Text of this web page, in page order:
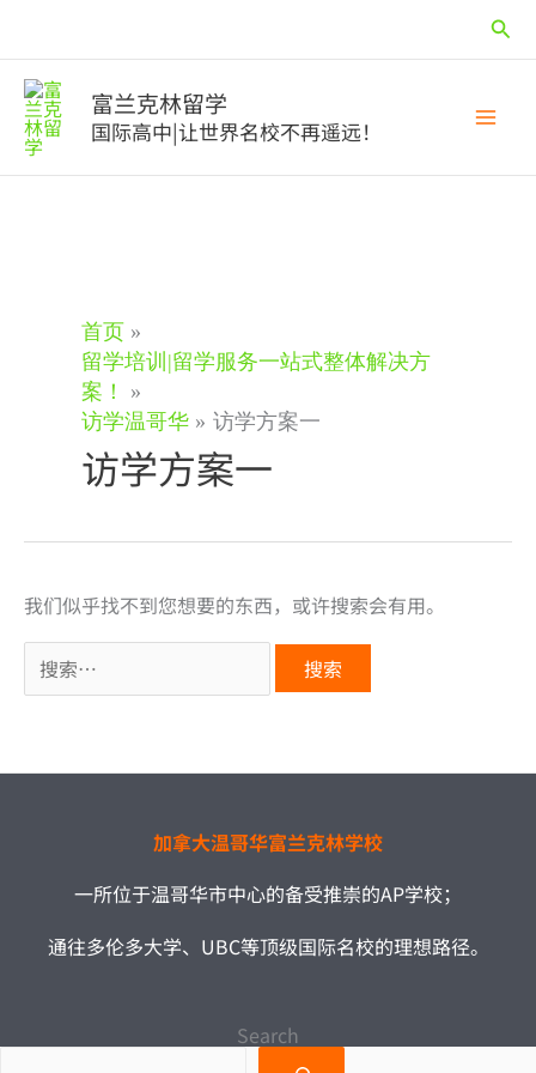
内
搜
索
富兰克林留学
国际高中|让世界名校不再遥远！
首页
留学培训|留学服务一站式整体解决方
案！
访学温哥华
访学方案一
访学方案一
我们似乎找不到您想要的东西，或许搜索会有用。
搜
索：
加拿大温哥华富兰克林学校
一所位于温哥华市中心的备受推崇的AP学校；
通往多伦多大学、UBC等顶级国际名校的理想路径。
Search